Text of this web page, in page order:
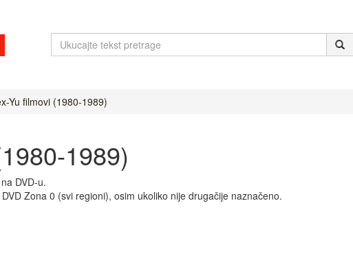
Yu filmovi (1980-1989)
1989)
DVD-u.
Zona 0 (svi regioni), osim ukoliko nije drugačije naznačeno.